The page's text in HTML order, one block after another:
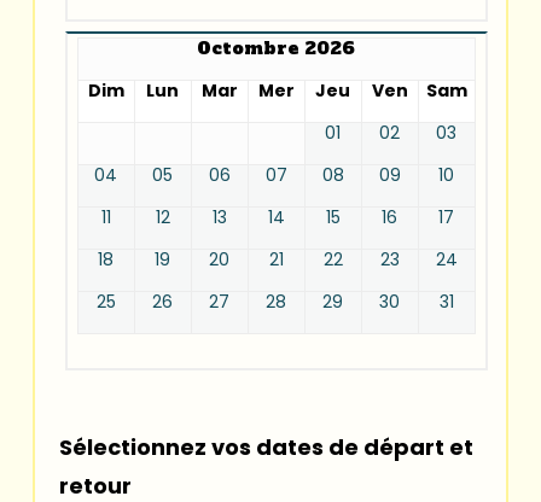
Octombre 2026
Dim
Lun Mar Mer Jeu Ven
Sam
01
02
03
04
05 06 07 08 09
10
11
12 13 14 15 16
17
18
19 20 21 22 23
24
25
26 27 28 29 30 31
Sélectionnez vos dates de départ et
retour